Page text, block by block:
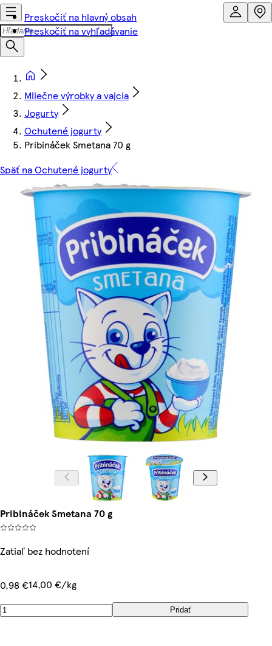
Preskočiť na hlavný obsah
Preskočiť na vyhľadávanie
Mliečne výrobky a vajcia
Jogurty
Ochutené jogurty
Pribináček Smetana 70 g
Späť na Ochutené jogurty
Pribináček Smetana 70 g
Zatiaľ bez hodnotení
0,98 €14,00 €/kg
Pridať